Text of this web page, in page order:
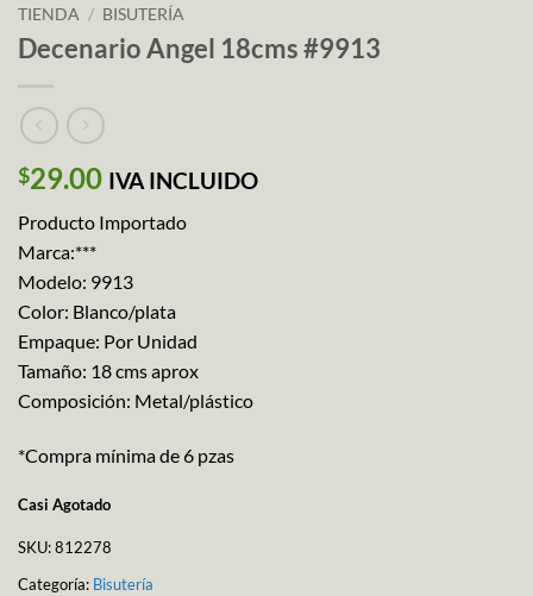
TIENDA / BISUTERÍA
Decenario Angel 18cms #9913
$29.00 IVA INCLUIDO
Producto Importado
Marca:***
Modelo: 9913
Color: Blanco/plata
Empaque: Por Unidad
Tamaño: 18 cms aprox
Composición: Metal/plástico
*Compra mínima de 6 pzas
Casi Agotado
SKU:812278
Categoría: Bisutería